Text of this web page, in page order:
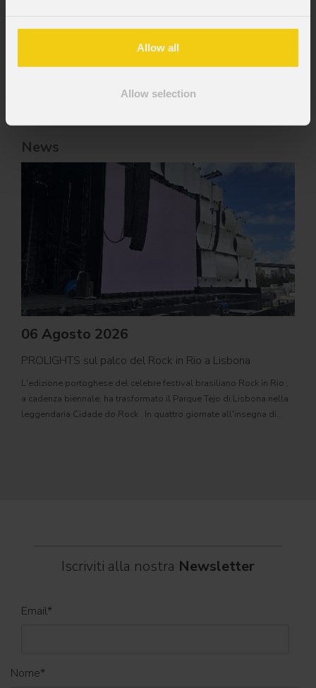
Allow all
Allow selection
News
06 Agosto 2026
PROLIGHTS sul palco del Rock in Rio a Lisbona
L'edizione portoghese del celebre festival brasiliano Rock in Rio ,
a cadenza biennale, ha trasformato il Parque Tejo di Lisbona nella
leggendaria Cidade do Rock . In quattro giornate all'insegna di
Iscriviti alla nostra Newsletter
Email*
Nome*